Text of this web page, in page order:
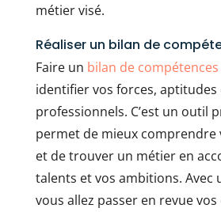
métier visé.
Réaliser un bilan de
Faire un bilan de compétences
identifier vos forces,
professionnels. C’est un outil
permet de mieux comprendre
et de trouver un métier en
talents et vos ambitions. Avec
vous allez passer en revue